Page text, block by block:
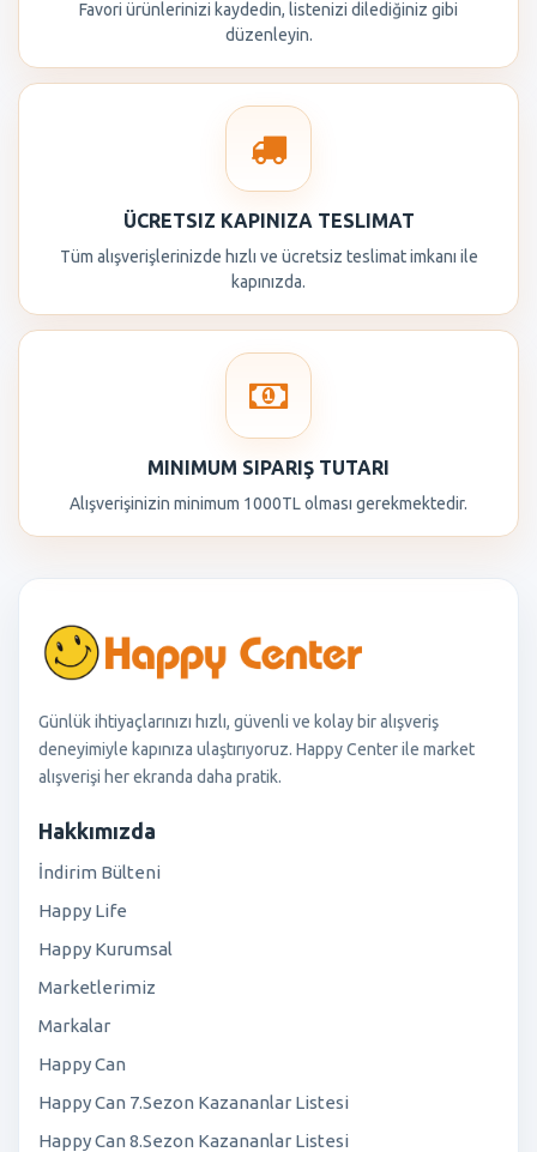
Favori ürünlerinizi kaydedin, listenizi dilediğiniz gibi
düzenleyin.
ÜCRETSIZ KAPINIZA TESLIMAT
Tüm alışverişlerinizde hızlı ve ücretsiz teslimat imkanı ile
kapınızda.
MINIMUM SIPARIŞ TUTARI
Alışverişinizin minimum 1000TL olması gerekmektedir.
Günlük ihtiyaçlarınızı hızlı, güvenli ve kolay bir alışveriş
deneyimiyle kapınıza ulaştırıyoruz. Happy Center ile market
alışverişi her ekranda daha pratik.
Hakkımızda
İndirim Bülteni
Happy Life
Happy Kurumsal
Marketlerimiz
Markalar
Happy Can
Happy Can 7.Sezon Kazananlar Listesi
Happy Can 8.Sezon Kazananlar Listesi